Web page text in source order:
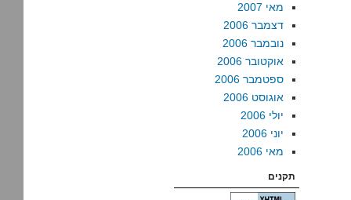
מאי 2007
דצמבר 2006
נובמבר 2006
אוקטובר 2006
ספטמבר 2006
אוגוסט 2006
יולי 2006
יוני 2006
מאי 2006
תקנים